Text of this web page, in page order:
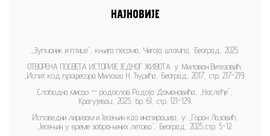
НАЈНОВИЈЕ
„Зупчаник и птице”, књига песама, Чигоја штампа, Београд, 2025.
ОТВОРЕНА ПОСВЕТА ИСТОРИЈЕ ЈЕДНОГ ЖИВОТА. у: Милован Витезовић,
„Испит код професора Милоша Н. Ђурића, Београд, 2017, стр. 217-219.
Слободна мисао — родослов Радоја Домановића, „Наслеђе”,
Крагујевац, 2025, бр. 61, стр. 121-129.
Исповедни лиризам и Јесењин као инспирација, у: „Горан Лазовић,
„Јесењин у време забрањених летова”, Београд, 2025,стр. 5-12.